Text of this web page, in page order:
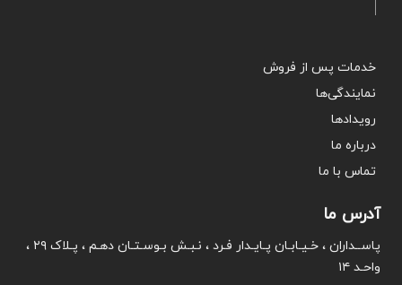
آدرس ما
پاســداران ، خـیـابـان پـایـدار فـرد ، نـبـش بـوسـتـان دهـم ، پـلاک ۲۹ ،
واحـد ۱۴
خدمات پس از فروش
نمایندگی‌ها
رویدادها
درباره ما
تماس با ما